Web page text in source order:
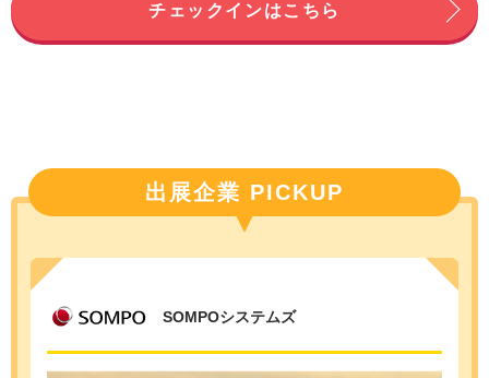
チェックインはこちら
出展企業 PICKUP
SOMPOシステムズ